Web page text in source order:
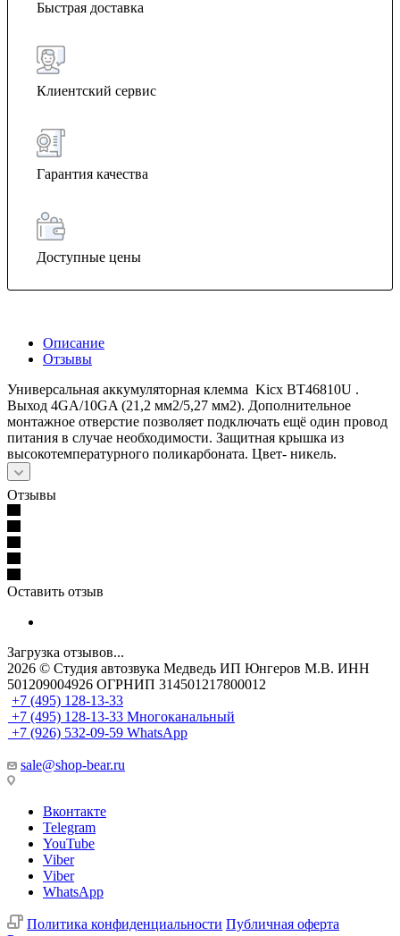
Быстрая доставка
Клиентский сервис
Гарантия качества
Доступные цены
Описание
Отзывы
Универсальная аккумуляторная клемма Kicx BT46810U .
Выход 4GA/10GA (21,2 мм2/5,27 мм2). Дополнительное
монтажное отверстие позволяет подключать ещё один провод
питания в случае необходимости. Защитная крышка из
высокотемпературного поликарбоната. Цвет- никель.
Отзывы
Оставить отзыв
Загрузка отзывов...
2026 © Cтудия автозвука Медведь ИП Юнгеров М.В. ИНН
501209004926 ОГРНИП 314501217800012
+7 (495) 128-13-33
+7 (495) 128-13-33 Многоканальный
+7 (926) 532-09-59 WhatsApp
sale@shop-bear.ru
Вконтакте
Telegram
YouTube
Viber
Viber
WhatsApp
Политика конфиденциальности Публичная оферта